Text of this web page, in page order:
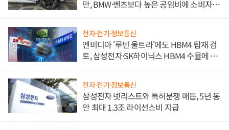
만, BMW·벤츠보다 높은 공임비에 소비자
전자·전기·정보통신
엔비디아 '루빈 울트라'에도 HBM4 탑재 검
토, 삼성전자·SK하이닉스 HBM4 수율에 주
전자·전기·정보통신
삼성전자 넷리스트와 특허분쟁 매듭, 5년 동
안 최대 1.3조 라이선스비 지급